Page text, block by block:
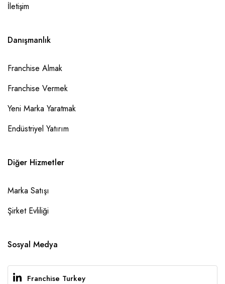
İletişim
Danışmanlık
Franchise Almak
Franchise Vermek
Yeni Marka Yaratmak
Endüstriyel Yatırım
Diğer Hizmetler
Marka Satışı
Şirket Evliliği
Sosyal Medya
Franchise Turkey